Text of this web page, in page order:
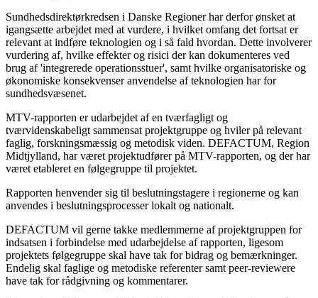
Sundhedsdirektørkredsen i Danske Regioner har derfor ønsket at
igangsætte arbejdet med at vurdere, i hvilket omfang det fortsat er
relevant at indføre teknologien og i så fald hvordan. Dette involverer
vurdering af, hvilke effekter og risici der kan dokumenteres ved
brug af 'integrerede operationsstuer', samt hvilke organisatoriske og
økonomiske konsekvenser anvendelse af teknologien har for
sundhedsvæsenet.
MTV-rapporten er udarbejdet af en tværfagligt og
tværvidenskabeligt sammensat projektgruppe og hviler på relevant
faglig, forskningsmæssig og metodisk viden. DEFACTUM, Region
Midtjylland, har været projektudfører på MTV-rapporten, og der har
været etableret en følgegruppe til projektet.
Rapporten henvender sig til beslutningstagere i regionerne og kan
anvendes i beslutningsprocesser lokalt og nationalt.
DEFACTUM vil gerne takke medlemmerne af projektgruppen for
indsatsen i forbindelse med udarbejdelse af rapporten, ligesom
projektets følgegruppe skal have tak for bidrag og bemærkninger.
Endelig skal faglige og metodiske referenter samt peer-reviewere
have tak for rådgivning og kommentarer.